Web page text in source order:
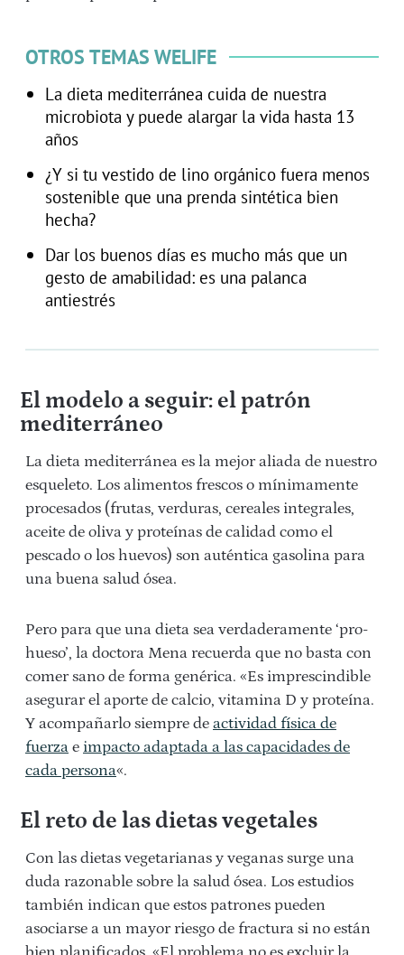
OTROS TEMAS WELIFE
La dieta mediterránea cuida de nuestra
microbiota y puede alargar la vida hasta 13
años
¿Y si tu vestido de lino orgánico fuera menos
sostenible que una prenda sintética bien
hecha?
Dar los buenos días es mucho más que un
gesto de amabilidad: es una palanca
antiestrés
El modelo a seguir: el patrón
mediterráneo
La dieta mediterránea es la mejor aliada de nuestro
esqueleto. Los alimentos frescos o mínimamente
procesados (frutas, verduras, cereales integrales,
aceite de oliva y proteínas de calidad como el
pescado o los huevos) son auténtica gasolina para
una buena salud ósea.
Pero para que una dieta sea verdaderamente ‘pro-
hueso’, la doctora Mena recuerda que no basta con
comer sano de forma genérica. «Es imprescindible
asegurar el aporte de calcio, vitamina D y proteína.
Y acompañarlo siempre de actividad física de
fuerza e impacto adaptada a las capacidades de
cada persona«.
El reto de las dietas vegetales
Con las dietas vegetarianas y veganas surge una
duda razonable sobre la salud ósea. Los estudios
también indican que estos patrones pueden
asociarse a un mayor riesgo de fractura si no están